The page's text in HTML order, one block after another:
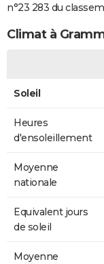
n°23 283 du
Climat à
Soleil
Heures
d'ensoleillement
Moyenne
nationale
Equivalent jours
de soleil
Moyenne